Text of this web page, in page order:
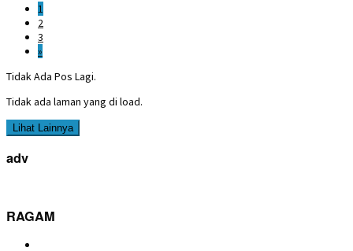
1
2
3
»
Tidak Ada Pos Lagi.
Tidak ada laman yang di load.
Lihat Lainnya
adv
RAGAM